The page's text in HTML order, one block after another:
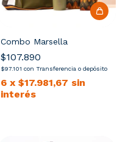
Combo Marsella
$107.890
$97.101 con Transferencia o depósito
6 x $17.981,67 sin
interés